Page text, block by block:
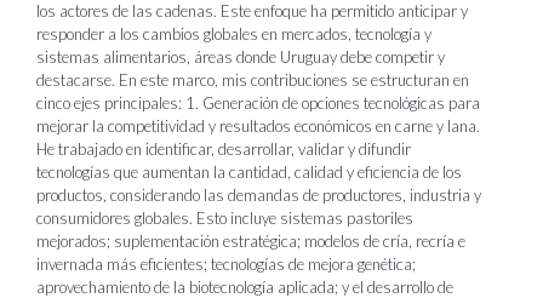
los actores de las cadenas. Este enfoque ha permitido anticipar y
responder a los cambios globales en mercados, tecnología y
sistemas alimentarios, áreas donde Uruguay debe competir y
destacarse. En este marco, mis contribuciones se estructuran en
cinco ejes principales: 1. Generación de opciones tecnológicas para
mejorar la competitividad y resultados económicos en carne y lana.
He trabajado en identificar, desarrollar, validar y difundir
tecnologías que aumentan la cantidad, calidad y eficiencia de los
productos, considerando las demandas de productores, industria y
consumidores globales. Esto incluye sistemas pastoriles
mejorados; suplementación estratégica; modelos de cría, recría e
invernada más eficientes; tecnologías de mejora genética;
aprovechamiento de la biotecnología aplicada; y el desarrollo de